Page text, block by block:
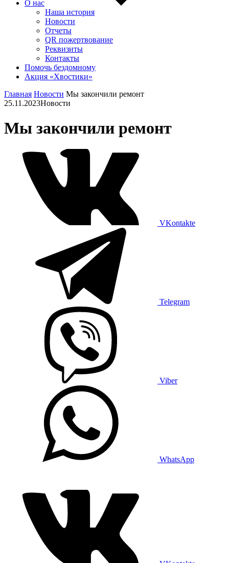
О нас
Наша история
Новости
Отчеты
QR пожертвование
Реквизиты
Контакты
Помочь бездомному
Акция «Хвостики»
Главная Новости Мы закончили ремонт
25.11.2023Новости
Мы закончили ремонт
VKontakte
Telegram
Viber
WhatsApp